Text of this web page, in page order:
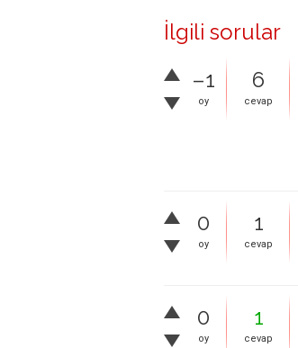
İlgili sorular
–1
oy
6
cevap
0
oy
1
cevap
0
oy
1
cevap